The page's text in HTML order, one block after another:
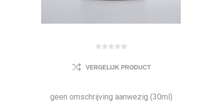
VERGELIJK PRODUCT
geen omschrijving aanwezig (30ml)